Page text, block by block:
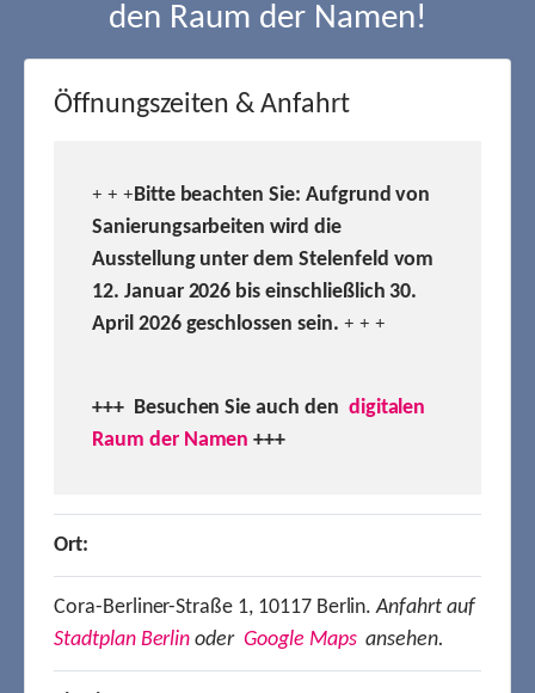
den Raum der Namen!
Öffnungszeiten & Anfahrt
+ + +Bitte beachten Sie: Aufgrund von
Sanierungsarbeiten wird die
Ausstellung unter dem Stelenfeld vom
12. Januar 2026 bis einschließlich 30.
April 2026 geschlossen sein. + + +
+++ Besuchen Sie auch den digitalen
Raum der Namen +++
Ort:
Cora-Berliner-Straße 1, 10117 Berlin.Anfahrt auf
Stadtplan Berlin oder Google Mapsansehen.